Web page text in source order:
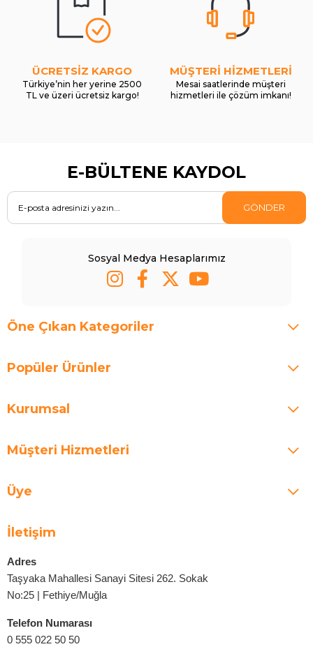
ÜCRETSİZ KARGO
Türkiye’nin her yerine 2500
TL ve üzeri ücretsiz kargo!
MÜŞTERİ HİZMETLERİ
Mesai saatlerinde müşteri
hizmetleri ile çözüm imkanı!
E-BÜLTENE KAYDOL
GÖNDER
Sosyal Medya Hesaplarımız
Öne Çıkan Kategoriler
Popüler Ürünler
Kurumsal
Müşteri Hizmetleri
Üye
İletişim
Adres
Taşyaka Mahallesi Sanayi Sitesi 262. Sokak
No:25 | Fethiye/Muğla
Telefon Numarası
0 555 022 50 50